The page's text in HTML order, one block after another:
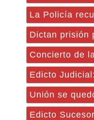
La Policía
Dictan prisión
Concierto de
Edicto
Unión se
Edicto